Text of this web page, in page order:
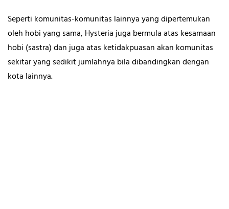
Seperti komunitas-komunitas lainnya yang dipertemukan
oleh hobi yang sama, Hysteria juga bermula atas kesamaan
hobi (sastra) dan juga atas ketidakpuasan akan komunitas
sekitar yang sedikit jumlahnya bila dibandingkan dengan
kota lainnya.